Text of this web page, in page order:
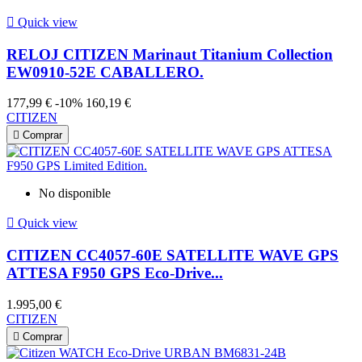
 Quick view
RELOJ CITIZEN Marinaut Titanium Collection
EW0910-52E CABALLERO.
177,99 € -10% 160,19 €
CITIZEN
 Comprar
No disponible
 Quick view
CITIZEN CC4057-60E SATELLITE WAVE GPS
ATTESA F950 GPS Eco-Drive...
1.995,00 €
CITIZEN
 Comprar